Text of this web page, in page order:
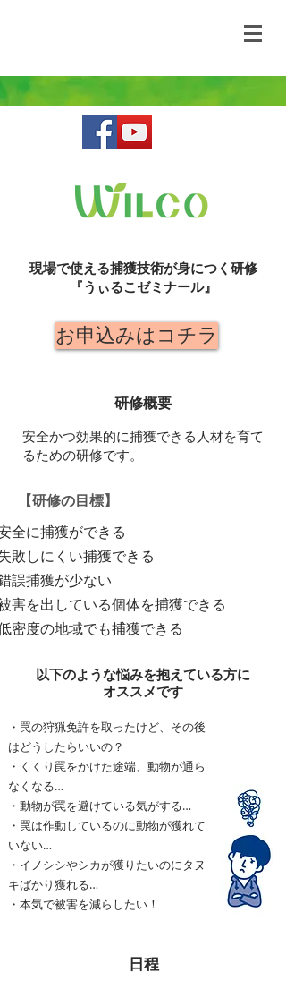
現場で使える捕獲技術が身につく研修
『うぃるこゼミナール』
お申込みはコチラ
研修概要
​安全かつ効果的に捕獲できる人材を育て
るための研修です。
【研修の目標】
全に捕獲ができる
敗しにくい捕獲できる
誤捕獲が少ない
害を出している個体を捕獲できる
密度の地域でも捕獲できる
以下のような悩みを抱えている方に
オススメです
・罠の狩猟免許を取ったけど、その後
はどうしたらいいの？
・くくり罠をかけた途端、動物が通ら
なくなる…
・動物が罠を避けている気がする…
・罠は作動しているのに動物が獲れて
いない…
・イノシシやシカが獲りたいのにタヌ
キばかり獲れる…
・本気で被害を減らしたい！
日程